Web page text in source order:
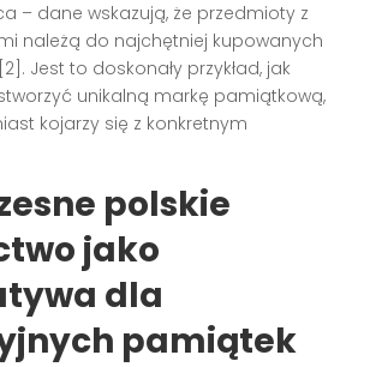
– dane wskazują, że przedmioty z
należą do najchętniej kupowanych
Jest to doskonały przykład, jak
unikalną markę pamiątkową,
kojarzy się z konkretnym
polskie
jako
dla
pamiątek